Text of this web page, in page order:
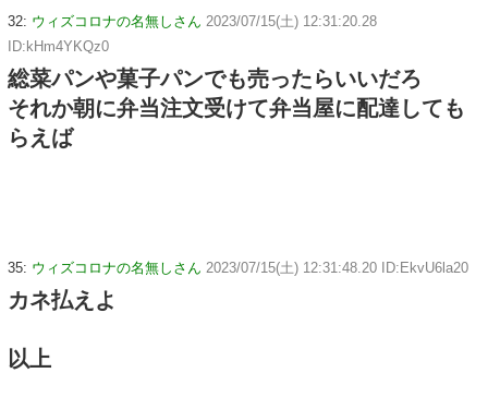
32: ウィズコロナの名無しさん 2023/07/15(土) 12:31:20.28
ID:kHm4YKQz0
総菜パンや菓子パンでも売ったらいいだろ
それか朝に弁当注文受けて弁当屋に配達しても
らえば
35: ウィズコロナの名無しさん 2023/07/15(土) 12:31:48.20 ID:EkvU6la20
カネ払えよ
以上